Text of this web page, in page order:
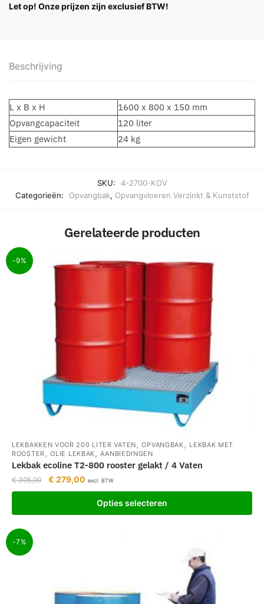
Let op! Onze prijzen zijn exclusief BTW!
Beschrijving
L x B x H
1600 x 800 x 150 mm
Opvangcapaciteit
120 liter
Eigen gewicht
24 kg
SKU:
4-2700-KOV
Categorieën:
Opvangbak, Opvangvloeren Verzinkt & Kunststof
Gerelateerde producten
-9%
LEKBAKKEN VOOR 200 LITER VATEN,OPVANGBAK, LEKBAK MET
ROOSTER,OLIE LEKBAK,AANBIEDINGEN
Lekbak ecoline T2-800 rooster gelakt / 4 Vaten
€305,00 € 279,00 excl. BTW
Opties selecteren
-7%